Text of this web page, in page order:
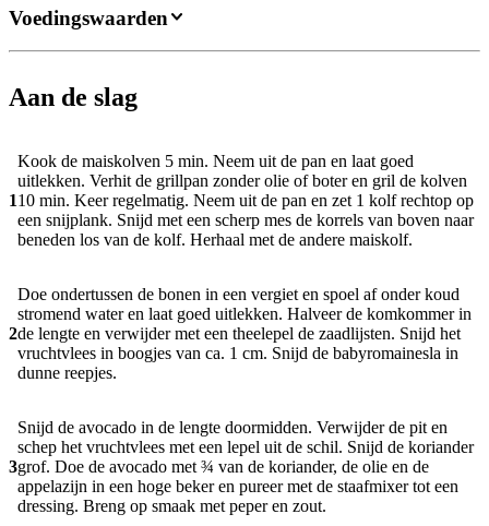
Aan de slag
1
Kook de maiskolven 5 min. Neem uit de pan en laat goed
uitlekken. Verhit de grillpan zonder olie of boter en gril de kolven
10 min. Keer regelmatig. Neem uit de pan en zet 1 kolf rechtop op
een snijplank. Snijd met een scherp mes de korrels van boven naar
beneden los van de kolf. Herhaal met de andere maiskolf.
2
Doe ondertussen de bonen in een vergiet en spoel af onder koud
stromend water en laat goed uitlekken. Halveer de komkommer in
de lengte en verwijder met een theelepel de zaadlijsten. Snijd het
vruchtvlees in boogjes van ca. 1 cm. Snijd de babyromainesla in
dunne reepjes.
3
Snijd de avocado in de lengte doormidden. Verwijder de pit en
schep het vruchtvlees met een lepel uit de schil. Snijd de koriander
grof. Doe de avocado met ¾ van de koriander, de olie en de
appelazijn in een hoge beker en pureer met de staafmixer tot een
dressing. Breng op smaak met peper en zout.
Voedingswaarden